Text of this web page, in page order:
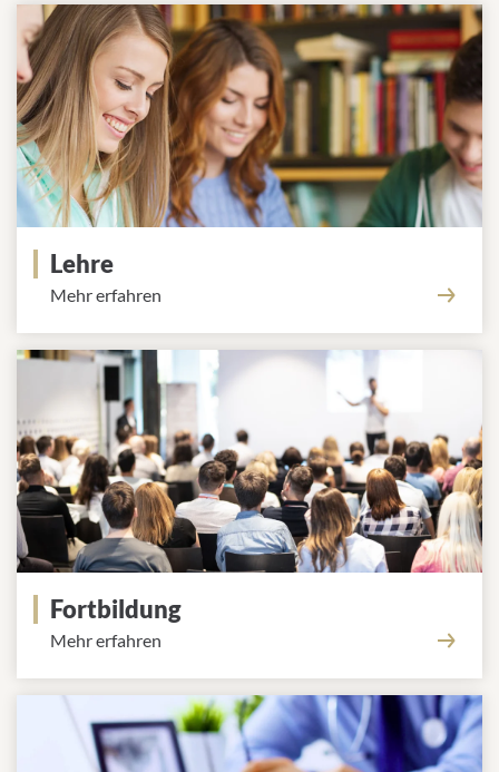
Lehre
Mehr erfahren
Fortbildung
Mehr erfahren